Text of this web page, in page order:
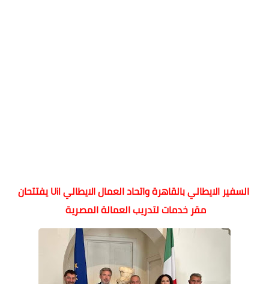
السفير الايطالي بالقاهرة واتحاد العمال الايطالي Uil يفتتحان
مقر خدمات لتدريب العمالة المصرية